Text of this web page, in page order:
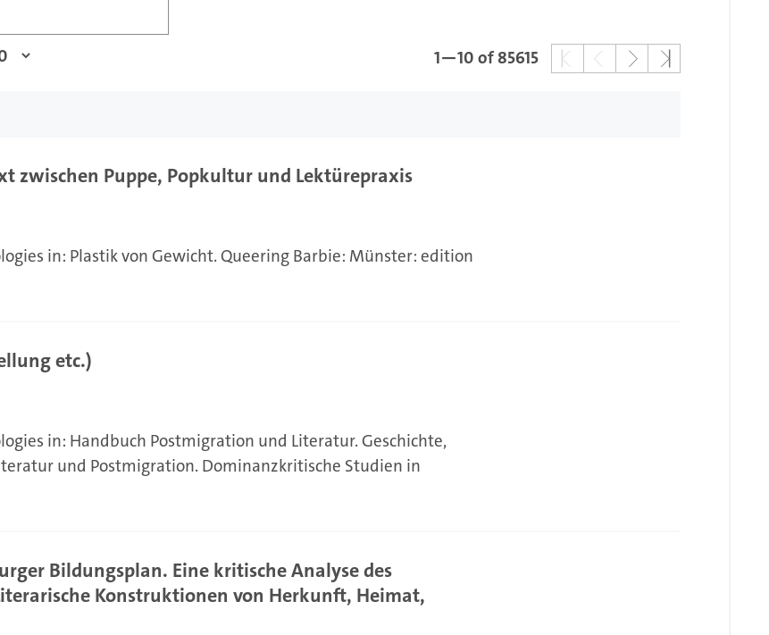
1—10 of 85615
zwischen Puppe, Popkultur und Lektürepraxis
in: Plastik von Gewicht. Queering Barbie: Münster: edition
etc.)
in: Handbuch Postmigration und Literatur. Geschichte,
und Postmigration. Dominanzkritische Studien in
Bildungsplan. Eine kritische Analyse des
Konstruktionen von Herkunft, Heimat,